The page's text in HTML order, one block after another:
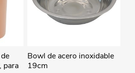
para
Bowl de acero inoxidable
19cm